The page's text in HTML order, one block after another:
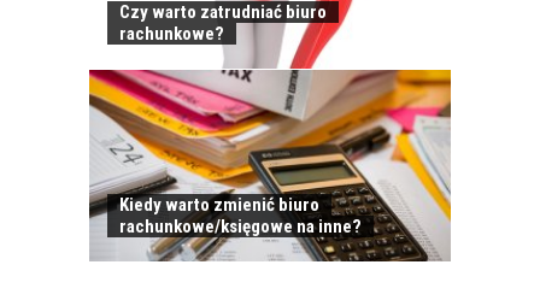
Czy warto zatrudniać biuro
rachunkowe?
Kiedy warto zmienić biuro
rachunkowe/księgowe na inne?
ROZWÓJ
PRACOWNIKA - JAK O
NIEGO DBAĆ?
PRACOWNICY -